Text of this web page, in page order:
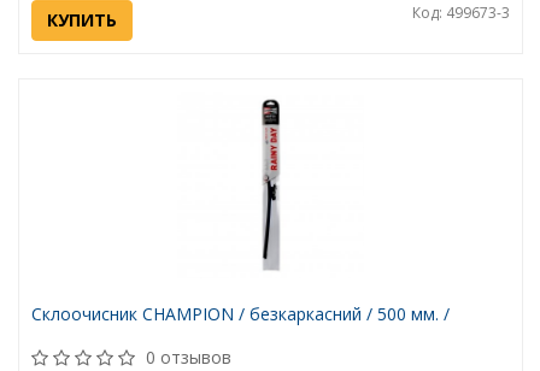
КУПИТЬ Код: 499673-3
Склоочисник CHAMPION / безкаркасний / 500 мм. /
0 отзывов